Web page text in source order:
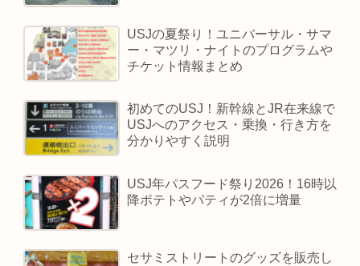
USJの夏祭り！ユニバーサル・サマ
ー・マツリ・ナイトのプログラムや
チケット情報まとめ
初めてのUSJ！新幹線とJR在来線で
USJへのアクセス・乗換・行き方を
分かりやすく説明
USJ年パスフード祭り2026！16時以
降ポテトやパティが2倍に増量
セサミストリートのグッズを販売し